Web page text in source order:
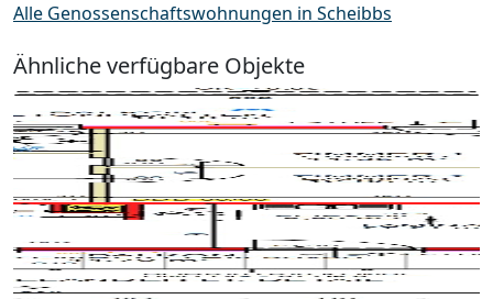
Alle Genossenschaftswohnungen in Scheibbs
Ähnliche verfügbare Objekte